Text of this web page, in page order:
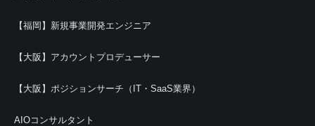
【福岡】新規事業開発エンジニア
【大阪】アカウントプロデューサー
【大阪】ポジションサーチ（IT・SaaS業界）
AIOコンサルタント